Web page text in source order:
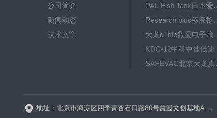
公司简介
新闻动态
技术文章
PAL-Fish Tank
Research plus
大龙dTrite
KDC-